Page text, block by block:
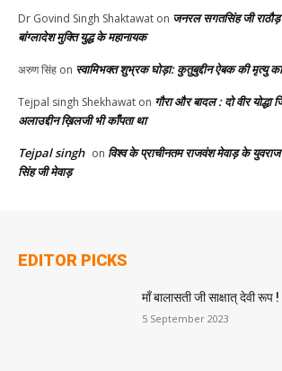
Dr Govind Singh Shaktawat on जनरल सगतसिंह जी
बांग्लादेश मुक्ति युद्ध के महानायक
अरुण सिंह on स्वामिभक्त शुभ्रक घोड़ा: कुतुबुद्दीन ऐबक की मृत्यु
Tejpal singh Shekhawat on गौरा और बादल : दो वीर
अलाउद्दीन ख़िलजी भी काँपता था
Tejpal singh on विश्व के प्राचीनतम राजवंश मेवाड़ के युवराज
सिंह जी मेवाड़
EDITOR PICKS
माँ बालासती जी साक्षात् देवी रूप !
5 September 2023